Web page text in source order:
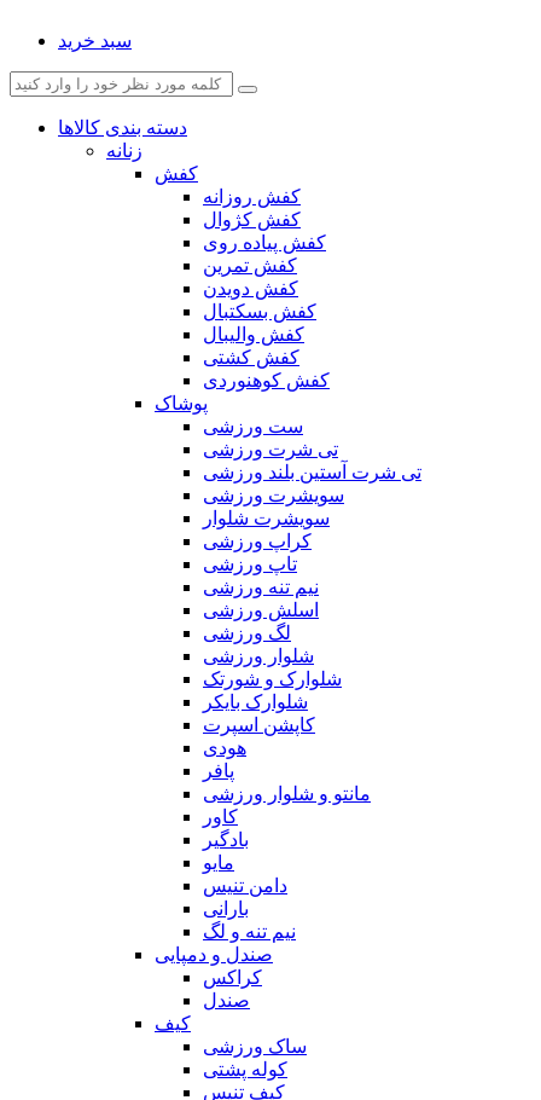
سبد خرید
دسته بندی کالاها
زنانه
کفش
کفش روزانه
کفش کژوال
کفش پیاده روی
کفش تمرین
کفش دویدن
کفش بسکتبال
کفش والیبال
کفش کشتی
کفش کوهنوردی
پوشاک
ست ورزشی
تی شرت ورزشی
تی شرت آستین بلند ورزشی
سویشرت ورزشی
سویشرت شلوار
کراپ ورزشی
تاپ ورزشی
نیم تنه ورزشی
اسلش ورزشی
لگ ورزشی
شلوار ورزشی
شلوارک و شورتک
شلوارک بایکر
کاپشن اسپرت
هودی
پافر
مانتو و شلوار ورزشی
کاور
بادگیر
مایو
دامن تنیس
بارانی
نیم تنه و لگ
صندل و دمپایی
کراکس
صندل
کیف
ساک ورزشی
کوله پشتی
کیف تنیس